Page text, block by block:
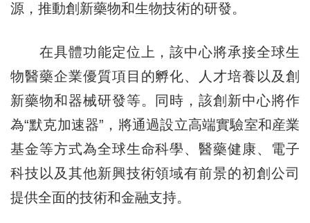
源，推動創新藥物和生物技術的研發。
在具體功能定位上，該中心將承接全球生
物醫藥企業優質項目的孵化、人才培養以及創
新藥物和器械研發等。同時，該創新中心將作
為“默克加速器”，將通過設立高端實驗室和産業
基金等方式為全球生命科學、醫藥健康、電子
科技以及其他新興技術領域有前景的初創公司
提供全面的技術和金融支持。